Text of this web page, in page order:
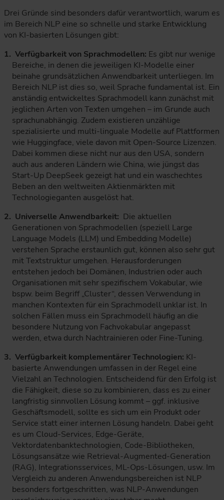
Drei Gründe sind besonders dafür verantwortlich, warum es
im Bereich NLP eine so schnelle und starke Entwicklung
von KI-basierten Lösungen gibt:
Verfügbarkeit von Sprachmodellen: Es gibt nur wenige
Bereiche, in denen die jeweiligen KI-Modelle einer
beinahe grundsätzlichen Anwendbarkeit unterliegen. Im
Bereich NLP ist dies so, weil Sprache fundamental ist. Ein
anständig entwickeltes Sprachmodell kann zunächst mit
jeglichen Arten von Texten umgehen – im Grunde auch
sprachunabhängig. Zudem existieren unzählige
spezialisierte und multi-linguale Modelle auf Plattformen
wie Huggingface, viele davon mit Open-Source Lizenzen.
Dabei kommen diese nicht nur aus den USA, sondern
auch aus anderen Ländern wie China, wie jüngst das
Start-Up DeepSeek gezeigt hat und ein waschechtes
Beben an den weltweiten Aktienmärkten mit
Technologieganten ausgelöst hat.
Universelle Anwendbarkeit: Die aktuellen
Generationen von Sprachmodellen (speziell Large
Language Models (LLM) und Embedding Modelle)
verstehen Sprache erstaunlich gut, können also sehr gut
mit Textstruktur umgehen. Herausforderungen
entstehen jedoch bei Domänen, Industrien oder auch
Organisationen mit sehr spezifischem Vokabular, wie
bspw. beim Begriff „Cluster“, dessen Verwendung in
manchen Kontexten für ein Sprachmodell unklar ist. In
solchen Fällen muss ein Sprachmodell häufig an die
besondere Nutzung von Fachvokabular angepasst
werden, etwa durch Nachtrainieren oder Fine-Tuning.
Verfügbarkeit komplementärer Technologien: KI-
basierte Anwendungen umfassen in der Regel eine
Vielzahl an Technologien. Entscheidend für den Erfolg ist
die Fähigkeit, diese so zu kombinieren, dass es zu einer
langfristig sinnvollen Lösung kommt – ggf. inklusive
Geschäftsmodell, sollte es sich um ein Produkt oder
Service statt einer internen Lösung handeln. Dabei geht
es um Cloud-Services, Edge-Geräte,
Vektordatenbanktechnologien, Code-Bibliotheken,
Lösungsansätze wie Retrieval-Augmented-Generation
(RAG), Integrationsservices, ML-Ops-Lösungen, usw. Im
Vergleich zu anderen Anwendungsbereichen ist NLP
besonders fortgeschritten, was NLP-Anwendungen